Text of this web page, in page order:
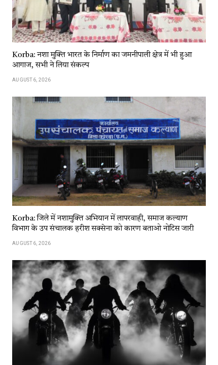
Korba: नशा मुक्ति भारत के निर्माण का जमनीपाली क्षेत्र में भी हुआ
आगाज, सभी ने लिया संकल्प
AUGUST 6, 2026
Korba: जिले में नशामुक्ति अभियान में लापरवाही, समाज कल्याण
विभाग के उप संचालक हरीश सक्सेना को कारण बताओ नोटिस जारी
AUGUST 6, 2026